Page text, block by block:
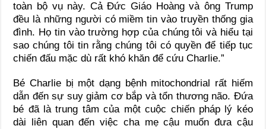
toàn bộ vụ này. Cả Đức Giáo Hoàng và ông Trump
đều là những người có miềm tin vào truyền thống gia
đình. Họ tin vào trường hợp của chúng tôi và hiểu tại
sao chúng tôi tin rằng chúng tôi có quyền để tiếp tục
chiến đấu mặc dù rất khó khăn để cứu Charlie.”
Bé Charlie bị một dạng bệnh mitochondrial rất hiếm
dẫn đến sự suy giảm cơ bắp và tổn thương não. Đứa
bé đã là trung tâm của một cuộc chiến pháp lý kéo
dài liên quan đến việc cha mẹ cậu muốn đưa cậu